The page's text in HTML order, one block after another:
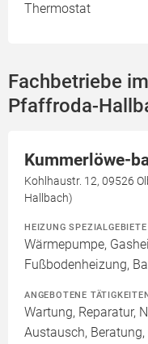
Thermostat
Fachbetriebe
Pfaffroda-
Kummerlöwe-
Kohlhaustr. 12, 09526
Hallbach)
HEIZUNG SPEZIALGEBIETE
Wärmepumpe,
Fußbodenheizung,
ANGEBOTENE
Wartung, Reparatur,
Austausch,